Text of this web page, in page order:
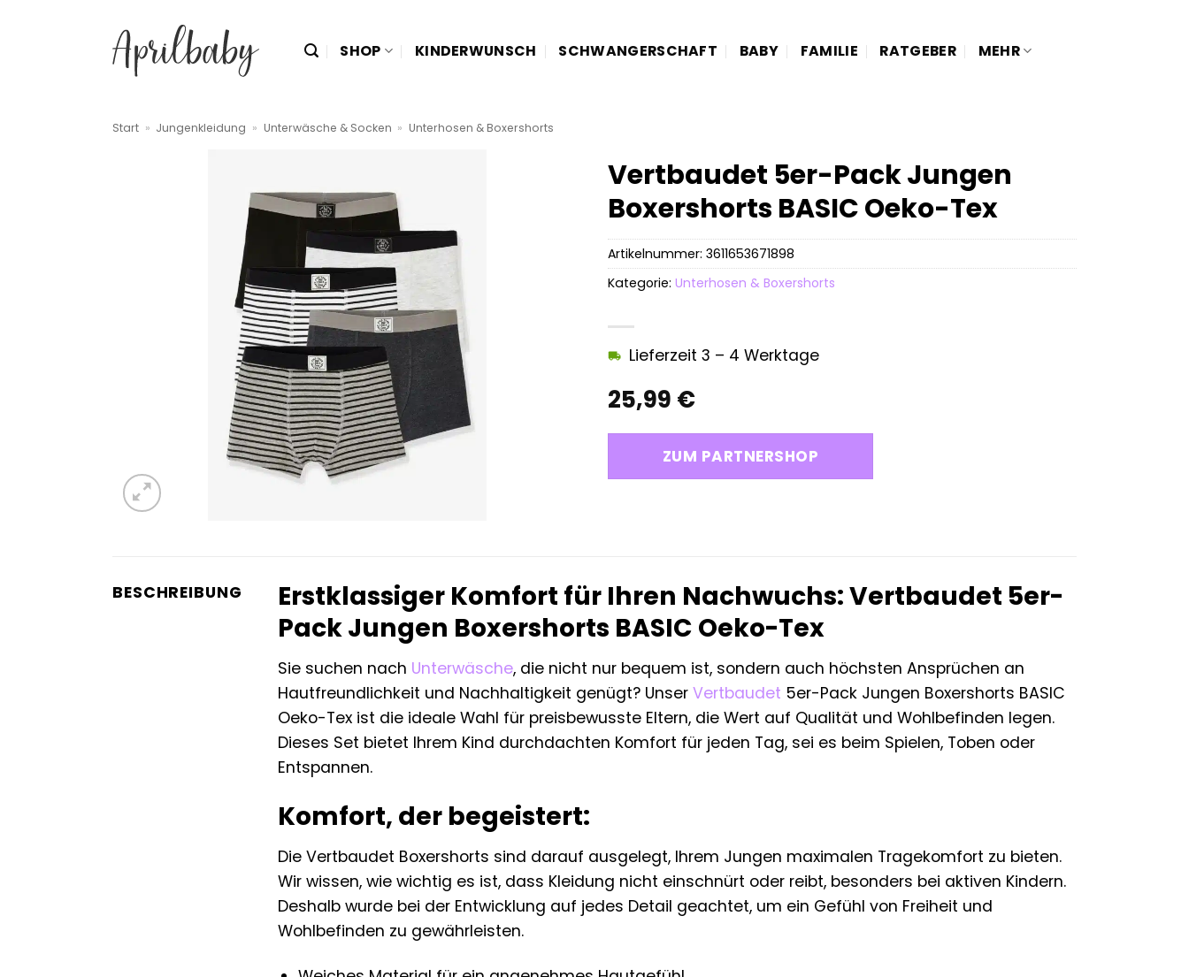
SHOP KINDERWUNSCH SCHWANGERSCHAFT BABY FAMILIE RATGEBER MEHR
Start » Jungenkleidung » Unterwäsche & Socken » Unterhosen & Boxershorts
Vertbaudet 5er-Pack Jungen
Boxershorts BASIC Oeko-Tex
25,99 €
Lieferzeit 3 – 4 Werktage
ZUM PARTNERSHOP
Artikelnummer: 3611653671898
Kategorie: Unterhosen & Boxershorts
BESCHREIBUNG
Erstklassiger Komfort für Ihren Nachwuchs: Vertbaudet 5er-
Pack Jungen Boxershorts BASIC Oeko-Tex
Sie suchen nach Unterwäsche, die nicht nur bequem ist, sondern auch höchsten Ansprüchen an
Hautfreundlichkeit und Nachhaltigkeit genügt? Unser Vertbaudet 5er-Pack Jungen Boxershorts BASIC
Oeko-Tex ist die ideale Wahl für preisbewusste Eltern, die Wert auf Qualität und Wohlbefinden legen.
Dieses Set bietet Ihrem Kind durchdachten Komfort für jeden Tag, sei es beim Spielen, Toben oder
Entspannen.
Komfort, der begeistert:
Die Vertbaudet Boxershorts sind darauf ausgelegt, Ihrem Jungen maximalen Tragekomfort zu bieten.
Wir wissen, wie wichtig es ist, dass Kleidung nicht einschnürt oder reibt, besonders bei aktiven Kindern.
Deshalb wurde bei der Entwicklung auf jedes Detail geachtet, um ein Gefühl von Freiheit und
Wohlbefinden zu gewährleisten.